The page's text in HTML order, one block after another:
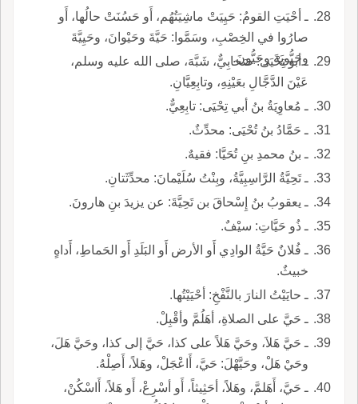
ـ أحْيَتِ القومُ: حَيِيَتْ ماشِيَتُهُم، أَو حَسُنَتْ حالُها، أَو
صارُوا في الخِصْبِ، وسَمَّوا: حَيَّةَ وحَيْوانَ، وحَيِيَّةَ
وحَيُّويَةَ وحَيُّونَ.
ـ أبو تِحْيَى: صَحابِيٌّ، شَبَّهَ، صلى الله عليه وسلم،
عَيْنَ الدَّجَّالِ بعَيْنِهِ، وتابِعِيَّانِ.
ـ مُعاوِيَةُ بنُ أبي تِحْيَى: تابِعِيٌّ.
ـ حَمَّادُ بنُ تُحْيَى: محدِّثٌ.
ـ بنُ محمدِ بنِ تُحَيَّا: فقيهٌ.
ـ تَحِيَّةُ الرَّاسِبِيَّةُ، وبِنْتُ سُلَيْمانَ: محدِّثَتانِ.
ـ يعقوبُ بنُ إِسْحاقَ بن تَحِيَّةَ: عن يزيدَ بنِ هارونَ.
ـ ذُو حَيَّاتِ: سيْفٌ.
ـ فُلانٌ حَيَّةُ الوادِي أَو الأرض أَو البَلَدِ أَو الحَماطِ، أَداهٍ
خبيثٌ.
ـ حايَيْتُ النارَ بالنَّفْخِ: أحْيَيْتُها.
ـ حَيَّ على الصلاةِ، أهَلُمَّ وأقْبِلْ.
ـ حَيَّ هَلاَ، وحَيَّ هَلاً على كذا، حَيَّ إلى كذا، وحَيَّ هَلَ،
وحَيْ هَلْ، وحَيَّهْلَ: حَيَّ، أَاعْجَلْ، وهَلاً، أَصِلْهُ.
ـ حَيَّ، أَهَلمَّ، وهَلاً، أحَثِيثاً، أَو أسْرِعْ، أَو هَلاً، أَاسْكُنْ،